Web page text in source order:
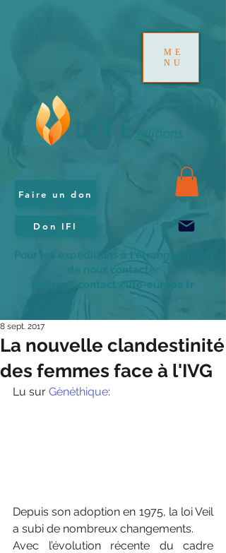
ME
NU
Faire un don
Don IFI
Pour les expéditions à l'étranger merci
de nous contacter
par mail contact@life-europe.fr
La nouvelle clandestinité
des femmes face à l'IVG
8 sept. 2017
Lu sur Gènéthique:
Depuis son adoption en 1975, la loi Veil
a subi de nombreux changements.
Avec l’évolution récente du cadre